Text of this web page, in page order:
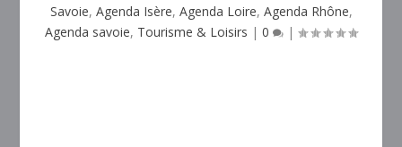
Savoie, Agenda Isère, Agenda Loire, Agenda Rhône,
Agenda savoie, Tourisme & Loisirs | 0 |